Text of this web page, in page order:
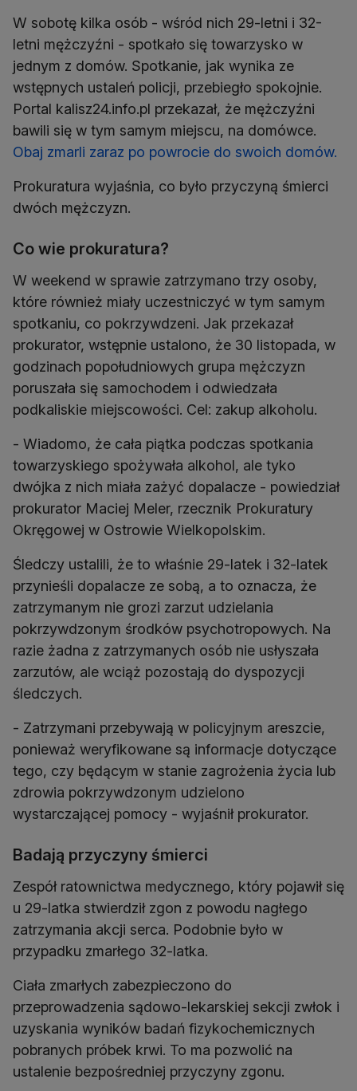
W sobotę kilka osób - wśród nich 29-letni i 32-
letni mężczyźni - spotkało się towarzysko w
jednym z domów. Spotkanie, jak wynika ze
wstępnych ustaleń policji, przebiegło spokojnie.
Portal kalisz24.info.pl przekazał, że mężczyźni
bawili się w tym samym miejscu, na domówce.
Obaj zmarli zaraz po powrocie do swoich domów.
Prokuratura wyjaśnia, co było przyczyną śmierci
dwóch mężczyzn.
Co wie prokuratura?
W weekend w sprawie zatrzymano trzy osoby,
które również miały uczestniczyć w tym samym
spotkaniu, co pokrzywdzeni. Jak przekazał
prokurator, wstępnie ustalono, że 30 listopada, w
godzinach popołudniowych grupa mężczyzn
poruszała się samochodem i odwiedzała
podkaliskie miejscowości. Cel: zakup alkoholu.
- Wiadomo, że cała piątka podczas spotkania
towarzyskiego spożywała alkohol, ale tyko
dwójka z nich miała zażyć dopalacze - powiedział
prokurator Maciej Meler, rzecznik Prokuratury
Okręgowej w Ostrowie Wielkopolskim.
Śledczy ustalili, że to właśnie 29-latek i 32-latek
przynieśli dopalacze ze sobą, a to oznacza, że
zatrzymanym nie grozi zarzut udzielania
pokrzywdzonym środków psychotropowych. Na
razie żadna z zatrzymanych osób nie usłyszała
zarzutów, ale wciąż pozostają do dyspozycji
śledczych.
- Zatrzymani przebywają w policyjnym areszcie,
ponieważ weryfikowane są informacje dotyczące
tego, czy będącym w stanie zagrożenia życia lub
zdrowia pokrzywdzonym udzielono
wystarczającej pomocy - wyjaśnił prokurator.
Badają przyczyny śmierci
Zespół ratownictwa medycznego, który pojawił się
u 29-latka stwierdził zgon z powodu nagłego
zatrzymania akcji serca. Podobnie było w
przypadku zmarłego 32-latka.
Ciała zmarłych zabezpieczono do
przeprowadzenia sądowo-lekarskiej sekcji zwłok i
uzyskania wyników badań fizykochemicznych
pobranych próbek krwi. To ma pozwolić na
ustalenie bezpośredniej przyczyny zgonu.